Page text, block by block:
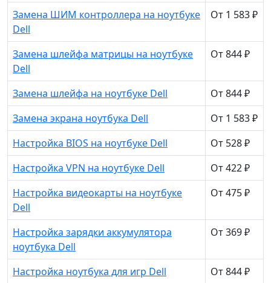
Замена ШИМ контроллера на ноутбуке
Dell
От 1 583 ₽
Замена шлейфа матрицы на ноутбуке
Dell
От 844 ₽
Замена шлейфа на ноутбуке Dell
От 844 ₽
Замена экрана ноутбука Dell
От 1 583 ₽
Настройка BIOS на ноутбуке Dell
От 528 ₽
Настройка VPN на ноутбуке Dell
От 422 ₽
Настройка видеокарты на ноутбуке
Dell
От 475 ₽
Настройка зарядки аккумулятора
ноутбука Dell
От 369 ₽
Настройка ноутбука для игр Dell
От 844 ₽